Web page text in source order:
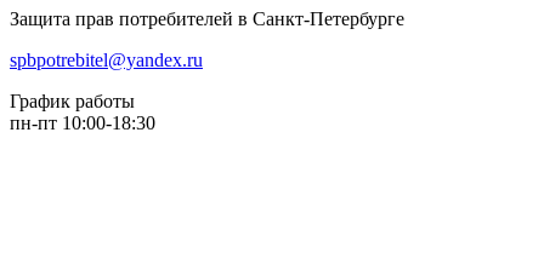
Защита прав потребителей в Санкт-Петербурге
spbpotrebitel@yandex.ru
График работы
пн-пт 10:00-18:30